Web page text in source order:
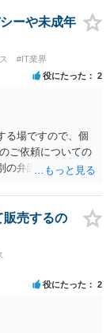
ーや未成年
#IT業界
役にたった 2
る場ですので、個
ご依頼についての
の弁護士にご連絡
販売するの
役にたった 2